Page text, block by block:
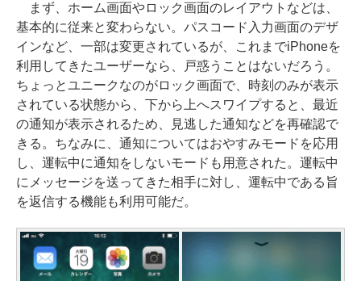
まず、ホーム画面やロック画面のレイアウトなどは、
基本的に従来と変わらない。パスコード入力画面のデザ
インなど、一部は変更されているが、これまでiPhoneを
利用してきたユーザーなら、戸惑うことはないだろう。
ちょっとユニークなのがロック画面で、時刻のみが表示
されている状態から、下から上へスワイプすると、最近
の通知が表示されるため、見逃した通知などを再確認で
きる。ちなみに、通知についてはおやすみモードを応用
し、運転中に通知をしないモードも用意された。運転中
にメッセージを送ってきた相手に対し、運転中である旨
を返信する機能も利用可能だ。